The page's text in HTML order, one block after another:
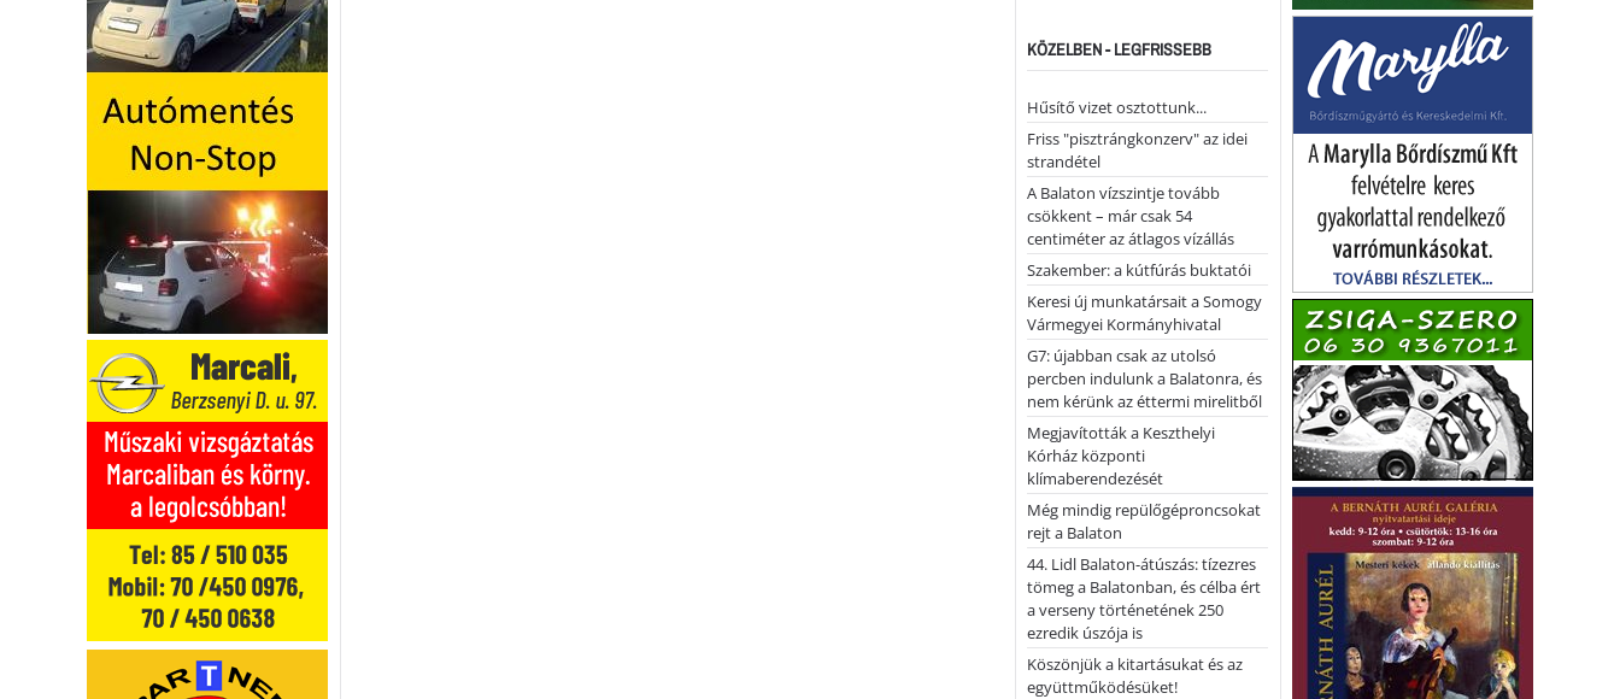
KÖZELBEN - LEGFRISSEBB
Hűsítő vizet osztottunk...
Friss "pisztrángkonzerv" az idei
strandétel
A Balaton vízszintje tovább
csökkent – már csak 54
centiméter az átlagos vízállás
Szakember: a kútfúrás buktatói
Keresi új munkatársait a Somogy
Vármegyei Kormányhivatal
G7: újabban csak az utolsó
percben indulunk a Balatonra, és
nem kérünk az éttermi mirelitből
Megjavították a Keszthelyi
Kórház központi
klímaberendezését
Még mindig repülőgéproncsokat
rejt a Balaton
44. Lidl Balaton-átúszás: tízezres
tömeg a Balatonban, és célba ért
a verseny történetének 250
ezredik úszója is
Köszönjük a kitartásukat és az
együttműködésüket!